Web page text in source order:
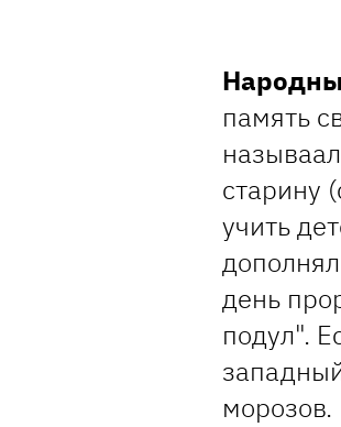
память
старину
учить
день
подул".
морозов.